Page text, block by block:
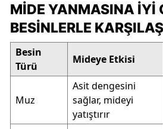
MIDE YANMASINA İYI
BESINLERLE
Besin
Türü
Mideye Etkisi
Muz
Asit dengesini
sağlar, mideyi
yatıştırır